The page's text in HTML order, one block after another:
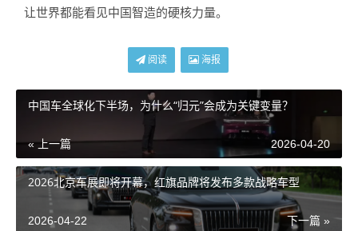
让世界都能看见中国智造的硬核力量。
阅读 海报
中国车全球化下半场，为什么“归元”会成为关键变量？
« 上一篇 2026-04-20
2026北京车展即将开幕，红旗品牌将发布多款战略车型
下一篇 »
2026-04-22